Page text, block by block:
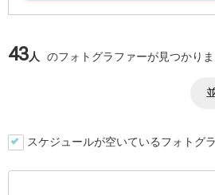
43人 のフォトグラファーが見つかりま
スケジュールが空いているフォトグ